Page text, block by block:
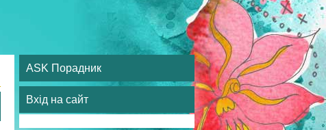
ASK Порадник
Вхід на сайт